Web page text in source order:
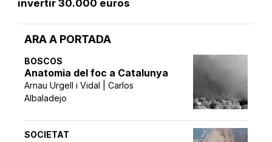
ARA A PORTADA
BOSCOS
Anatomia del foc a Catalunya
Arnau Urgell i Vidal | Carlos
Albaladejo
SOCIETAT
invertir 30.000 euros